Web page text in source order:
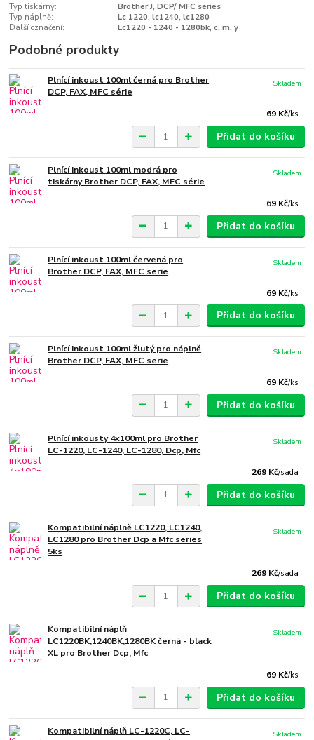
Typ tiskárny:
Brother J, DCP/ MFC series
Typ náplně:
Lc 1220, lc1240, lc1280
Další označení:
Lc1220 - 1240 - 1280bk, c, m, y
Podobné produkty
Plnící inkoust 100ml černá pro Brother
DCP, FAX, MFC série
69 Kč/ks
Skladem
Přidat do košíku
Plnící inkoust 100ml modrá pro
tiskárny Brother DCP, FAX, MFC série
69 Kč/ks
Skladem
Přidat do košíku
Plnící inkoust 100ml červená pro
Brother DCP, FAX, MFC serie
69 Kč/ks
Skladem
Přidat do košíku
Plnící inkoust 100ml žlutý pro náplně
Brother DCP, FAX, MFC serie
69 Kč/ks
Skladem
Přidat do košíku
Plnící inkousty 4x100ml pro Brother
LC-1220, LC-1240, LC-1280, Dcp, Mfc
269 Kč/sada
Skladem
Přidat do košíku
Kompatibilní náplně LC1220, LC1240,
LC1280 pro Brother Dcp a Mfc series
5ks
269 Kč/sada
Skladem
Přidat do košíku
Kompatibilní náplň
LC1220BK,1240BK,1280BK černá - black
XL pro Brother Dcp, Mfc
69 Kč/ks
Skladem
Přidat do košíku
Kompatibilní náplň LC-1220C, LC-
Skladem